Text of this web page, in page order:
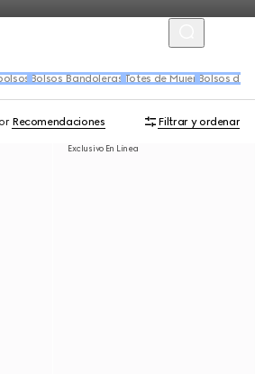
Bolsos Bandoleras Totes de Mujer Bolsos de
Recomendaciones Filtrar y ordenar
Exclusivo En Línea